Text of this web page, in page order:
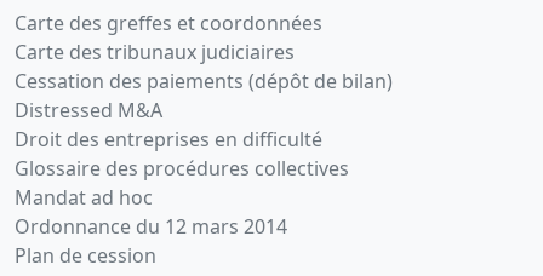
Carte des greffes et coordonnées
Carte des tribunaux judiciaires
Cessation des paiements (dépôt de bilan)
Distressed M&A
Droit des entreprises en difficulté
Glossaire des procédures collectives
Mandat ad hoc
Ordonnance du 12 mars 2014
Plan de cession